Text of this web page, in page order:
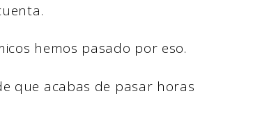
hemos pasado por eso.
que acabas de pasar horas